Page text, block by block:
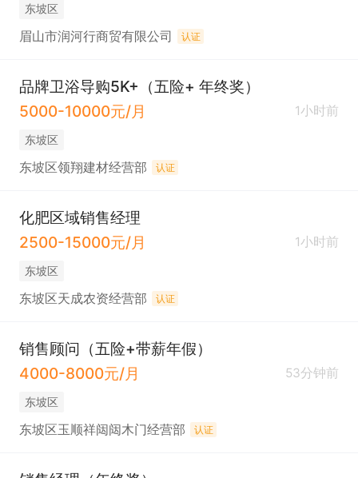
东坡区
眉山市润河行商贸有限公司 认证
品牌卫浴导购5K+（五险+ 年终奖）
5000-10000元/月
1小时前
东坡区
东坡区领翔建材经营部 认证
化肥区域销售经理
2500-15000元/月
1小时前
东坡区
东坡区天成农资经营部 认证
销售顾问（五险+带薪年假）
4000-8000元/月
53分钟前
东坡区
东坡区玉顺祥闼闼木门经营部 认证